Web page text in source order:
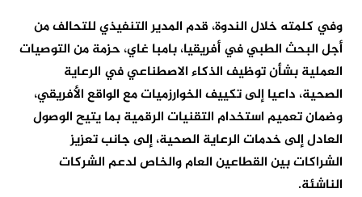
وفي كلمته خلال الندوة، قدم المدير التنفيذي للتحالف من
أجل البحث الطبي في أفريقيا، بامبا غاي، حزمة من التوصيات
العملية بشأن توظيف الذكاء الاصطناعي في الرعاية
الصحية، داعيا إلى تكييف الخوارزميات مع الواقع الأفريقي،
وضمان تعميم استخدام التقنيات الرقمية بما يتيح الوصول
العادل إلى خدمات الرعاية الصحية، إلى جانب تعزيز
الشراكات بين القطاعين العام والخاص لدعم الشركات
الناشئة.